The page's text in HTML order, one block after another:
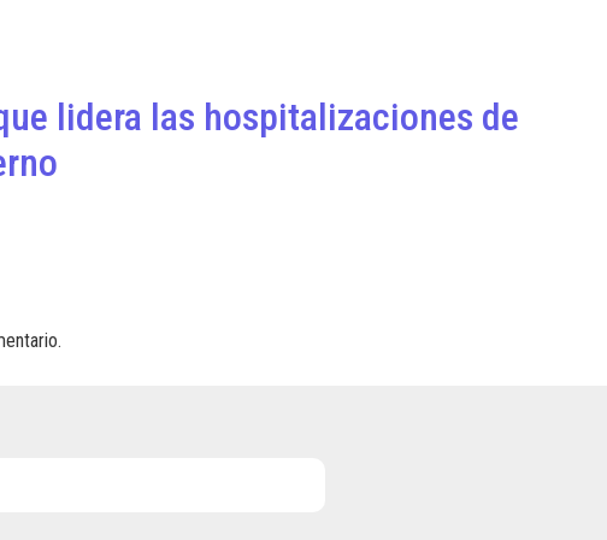
lidera las hospitalizaciones de